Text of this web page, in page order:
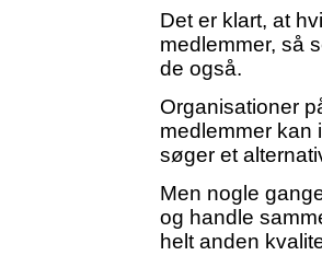
Det er klart, at
medlemmer, så
de også.
Organisationer
medlemmer kan
søger et
Men nogle
og handle
helt anden